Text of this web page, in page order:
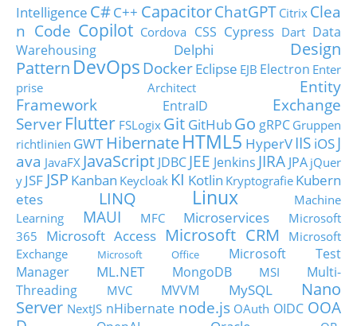
Intelligence C#C++ CapacitorChatGPT Citrix Clea
n Code Copilot Cordova CSS Cypress Dart Data
Warehousing
Delphi
Design
Pattern DevOps DockerEclipse EJB Electron Enter
prise Architect
Entity
Framework
EntraID
Exchange
Server Flutter FSLogix Git GitHubGo gRPC Gruppen
richtlinien GWT HibernateHTML5 HyperVIIS iOSJ
ava JavaFX JavaScript JDBC JEE Jenkins JIRA JPA jQuer
y JSF JSP Kanban Keycloak KI Kotlin Kryptografie Kubern
etes
LINQ Linux
Machine
Learning
MAUI MFC Microservices
Microsoft
365
Microsoft Access Microsoft CRM
Microsoft
Exchange
Microsoft Office
Microsoft Test
Manager
ML.NET MongoDB MSI
Multi-
Threading
MVC MVVM MySQL
Nano
Server NextJS nHibernate node.js OAuth OIDC OOA